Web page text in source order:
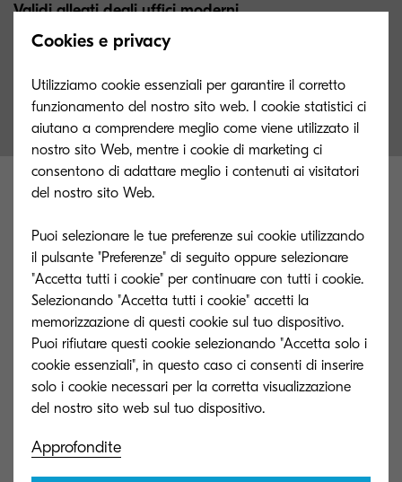
Validi alleati degli uffici moderni
Una vasta gamma di sistemi multifunzione Kyocera saranno
Cookies e privacy
Utilizziamo cookie essenziali per garantire il corretto
funzionamento del nostro sito web. I cookie statistici ci
aiutano a comprendere meglio come viene utilizzato il
nostro sito Web, mentre i cookie di marketing ci
consentono di adattare meglio i contenuti ai visitatori
del nostro sito Web.
Puoi selezionare le tue preferenze sui cookie utilizzando
il pulsante "Preferenze" di seguito oppure selezionare
"Accetta tutti i cookie" per continuare con tutti i cookie.
Selezionando "Accetta tutti i cookie" accetti la
memorizzazione di questi cookie sul tuo dispositivo.
Puoi rifiutare questi cookie selezionando "Accetta solo i
cookie essenziali", in questo caso ci consenti di inserire
solo i cookie necessari per la corretta visualizzazione
Approfondite